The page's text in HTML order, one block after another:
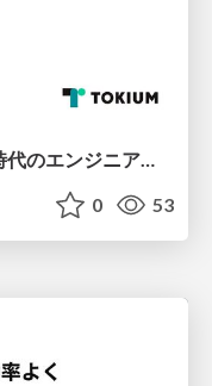
個人の生産性は青天井、そんな時代のエンジニアはチームに何をなすべきか
0 53